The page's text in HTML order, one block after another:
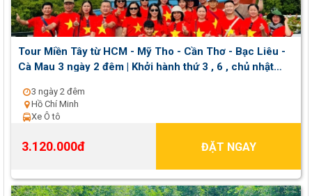
Tour Miền Tây từ HCM - Mỹ Tho - Cần Thơ - Bạc Liêu -
Cà Mau 3 ngày 2 đêm | Khởi hành thứ 3 , 6 , chủ nhật
3 ngày 2 đêm
Hồ Chí Minh
Xe Ô tô
3.120.000đ ĐẶT NGAY